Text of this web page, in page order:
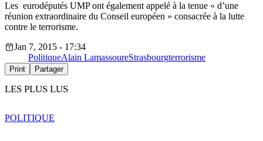
Les eurodéputés UMP ont également appelé à la tenue « d’une
réunion extraordinaire du Conseil européen » consacrée à la lutte
contre le terrorisme.
Jan 7, 2015 - 17:34
PolitiqueAlain LamassoureStrasbourgterrorisme
Print Partager
LES PLUS LUS
POLITIQUE